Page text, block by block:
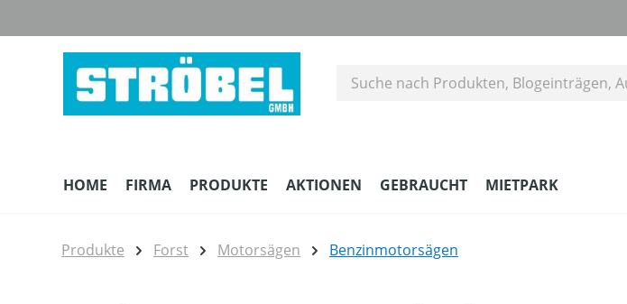
HOME FIRMA PRODUKTE AKTIONEN GEBRAUCHT MIETPARK
Produkte Forst Motorsägen Benzinmotorsägen